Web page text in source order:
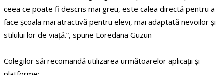
ceea ce poate fi descris mai greu, este calea directă pentru a
face școala mai atractivă pentru elevi, mai adaptată nevoilor și
stilului lor de viață.”, spune Loredana Guzun
Colegilor săi recomandă utilizarea următoarelor aplicații și